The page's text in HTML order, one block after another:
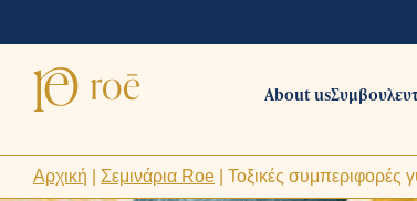
About us
Αρχική Σεμινάρια Roe Τοξικές συμπεριφορές